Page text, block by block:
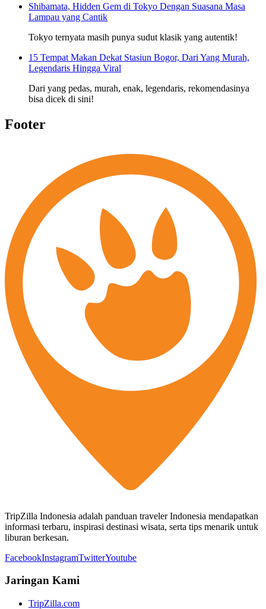
Shibamata, Hidden Gem di Tokyo Dengan Suasana Masa
Lampau yang Cantik
Tokyo ternyata masih punya sudut klasik yang autentik!
15 Tempat Makan Dekat Stasiun Bogor, Dari Yang Murah,
Legendaris Hingga Viral
Dari yang pedas, murah, enak, legendaris, rekomendasinya
bisa dicek di sini!
Footer
TripZilla Indonesia adalah panduan traveler Indonesia mendapatkan
informasi terbaru, inspirasi destinasi wisata, serta tips menarik untuk
liburan berkesan.
FacebookInstagramTwitterYoutube
Jaringan Kami
TripZilla.com